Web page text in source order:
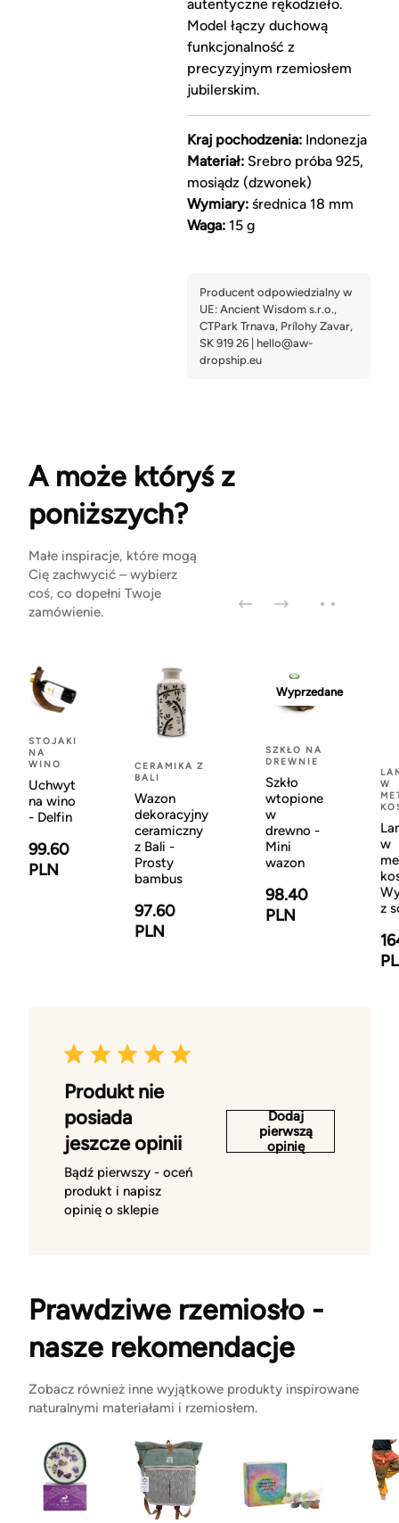
autentyczne rękodzieło.
Model łączy duchową
funkcjonalność z
precyzyjnym rzemiosłem
jubilerskim.
Kraj pochodzenia:Indonezja
Materiał:Srebro próba 925,
mosiądz (dzwonek)
Wymiary:średnica 18 mm
Waga:15 g
A może któryś z
poniższych?
Małe inspiracje, które mogą
Cię zachwycić – wybierz
coś, co dopełni Twoje
zamówienie.
STOJAKI
NA
WINO
Uchwyt
na wino
- Delfin
99.60
PLN
CERAMIKA Z
BALI
Wazon
dekoracyjny
ceramiczny
z Bali -
Prosty
bambus
97.60
PLN
Wyprzedane
SZKŁO NA
DREWNIE
Szkło
wtopione
w
drewno -
Mini
wazon
98.40
PLN
W
w
z
Produkt nie
posiada
jeszcze opinii
Bądź pierwszy - oceń
produkt i napisz
opinię o sklepie
Dodaj
pierwszą
opinię
Prawdziwe rzemiosło -
nasze rekomendacje
Zobacz również inne wyjątkowe produkty inspirowane
naturalnymi materiałami i rzemiosłem.